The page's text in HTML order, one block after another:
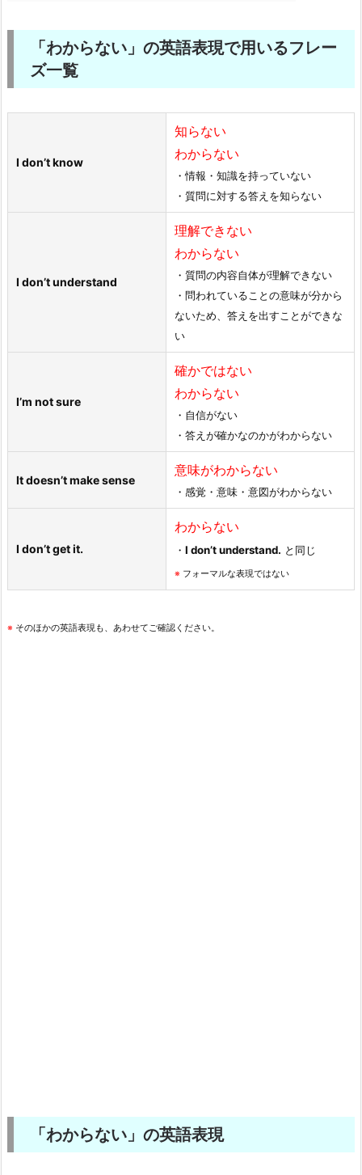
「わからない」の英語表現で用いるフレー
ズ一覧
I don’t know
知らない
わからない
・情報・知識を持っていない
・質問に対する答えを知らない
I don’t understand
理解できない
わからない
・質問の内容自体が理解できない
・問われていることの意味が分から
ないため、答えを出すことができな
い
I’m not sure
確かではない
わからない
・自信がない
・答えが確かなのかがわからない
It doesn’t make sense
意味がわからない
・感覚・意味・意図がわからない
I don’t get it.
わからない
・ I don’t understand. と同じ
※ フォーマルな表現ではない
※ そのほかの英語表現も、あわせてご確認ください。
「わからない」の英語表現